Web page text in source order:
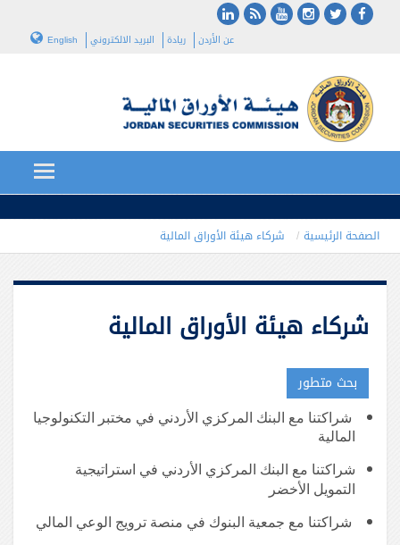
عن الأردن ريادة البريد الالكتروني English
الصفحة الرئيسية شركاء هيئة الأوراق المالية
شركاء هيئة الأوراق المالية
بحث متطور
شراكتنا مع البنك المركزي الأردني في مختبر التكنولوجيا
المالية
شراكتنا مع البنك المركزي الأردني في استراتيجية
التمويل الأخضر
شراكتنا مع جمعية البنوك في منصة ترويج الوعي المالي